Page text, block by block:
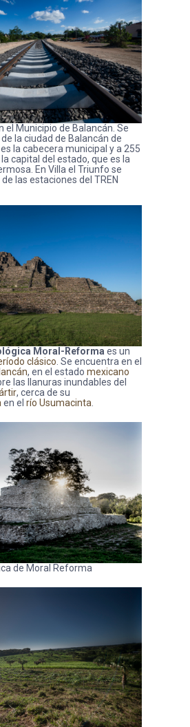
el Municipio de Balancán. Se
la ciudad de Balancán de
la cabecera municipal y a 255
capital del estado, que es la
En Villa el Triunfo se
las estaciones del TREN
Moral-Reforma es un
clásico . Se encuentra en el
, en el estado mexicano
las llanuras inundables del
, cerca de su
en el río Usumacinta
de Moral Reforma